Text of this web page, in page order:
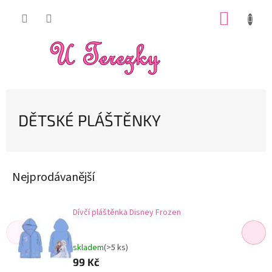
DĚTSKÉ PLÁŠTĚNKY
Nejprodávanější
Dívčí pláštěnka Disney Frozen
skladem(>5 ks)
99 Kč